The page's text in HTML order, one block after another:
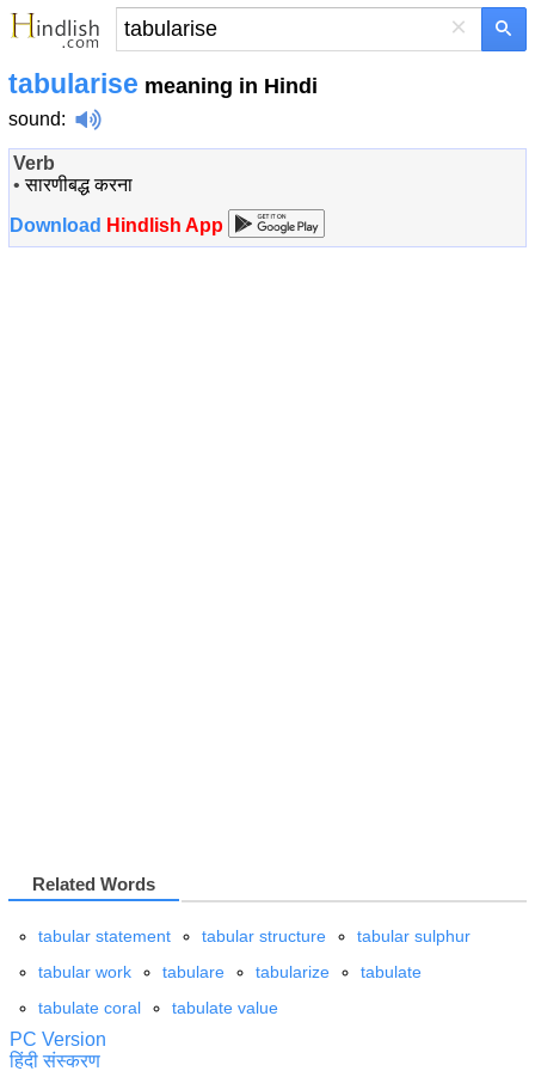
×
tabularise meaning in Hindi
sound:
Verb
•सारणीबद्ध करना
Download Hindlish App
Related Words
tabular statement tabular structure
tabular sulphur
tabular work
tabulare tabularize
tabulate
tabulate coral
tabulate value
PC Version
हिंदी संस्करण